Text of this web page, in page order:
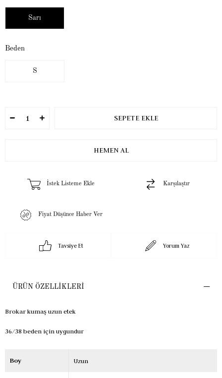
Sarı
Beden
S
İstek Listeme Ekle Karşılaştır
Fiyat Düşünce Haber Ver
Tavsiye Et Yorum Yaz
ÜRÜN ÖZELLIKLERI
Brokar kumaş uzun etek
36/38 beden için uygundur
Boy Uzun